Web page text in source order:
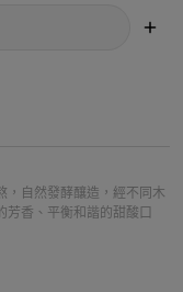
，自然發酵釀造，經不同木
芳香、平衡和諧的甜酸口